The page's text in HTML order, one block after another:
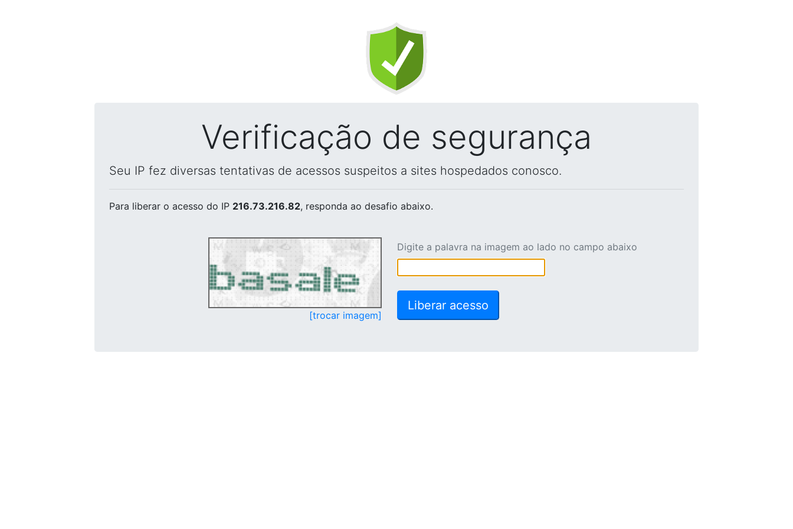
Verificação de segurança
Seu IP fez diversas tentativas de acessos suspeitos a sites hospedados conosco.
Para liberar o acesso do IP 216.73.216.82, responda ao desafio abaixo.
[trocar imagem]
Digite a palavra na imagem ao lado no campo abaixo